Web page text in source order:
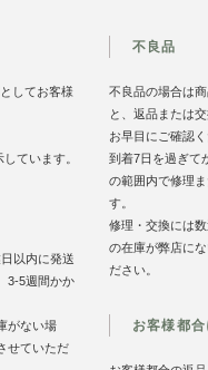
してお客様
ています。
以内に発送
3-5週間かか
がない場
せていただ
不良品
不良品の場合は
と、返品または
お早目にご確認く
到着7日を過ぎて
の範囲内で修理
す。
修理・交換には
の在庫が弊店に
ださい。
お客様都